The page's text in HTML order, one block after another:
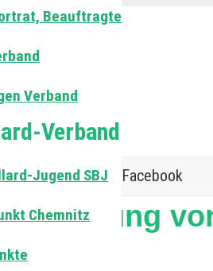
Verband
Beauftragte
Verband
Jugend SBJ
Chemnitz
Facebook